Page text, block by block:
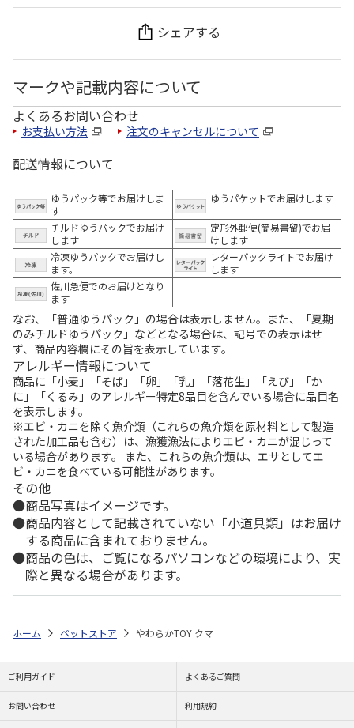
シェアする
マークや記載内容について
よくあるお問い合わせ
お支払い方法 注文のキャンセルについて
配送情報について
ゆうパック等でお届けしま
す
ゆうパケットでお届けします
チルドゆうパックでお届け
します
定形外郵便(簡易書留)でお届
けします
冷凍ゆうパックでお届けし
ます。
レターパックライトでお届け
します
佐川急便でのお届けとなり
ます
なお、「普通ゆうパック」の場合は表示しません。また、「夏期
のみチルドゆうパック」などとなる場合は、記号での表示はせ
ず、商品内容欄にその旨を表示しています。
アレルギー情報について
商品に「小麦」「そば」「卵」「乳」「落花生」「えび」「か
に」「くるみ」のアレルギー特定8品目を含んでいる場合に品目名
を表示します。
※エビ・カニを除く魚介類（これらの魚介類を原材料として製造
された加工品も含む）は、漁獲漁法によりエビ・カニが混じって
いる場合があります。 また、これらの魚介類は、エサとしてエ
ビ・カニを食べている可能性があります。
その他
商品写真はイメージです。
商品内容として記載されていない「小道具類」はお届け
する商品に含まれておりません。
商品の色は、ご覧になるパソコンなどの環境により、実
際と異なる場合があります。
ホーム ペットストア やわらかTOY クマ
ご利用ガイド よくあるご質問
お問い合わせ 利用規約